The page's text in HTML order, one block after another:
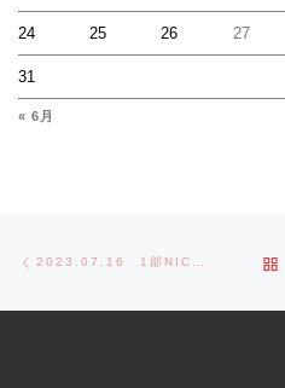
« 6月
24 25 26 27
31
Post navigation
2023.07.16 1部NICEクリーニング杯VS野火止コンドルス